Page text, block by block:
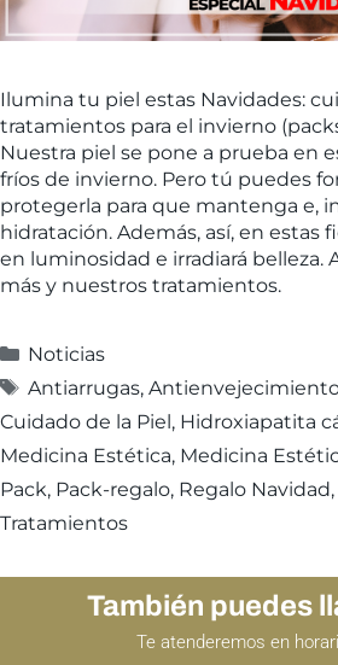
Ilumina tu piel estas Navidades:
tratamientos para el invierno
Nuestra piel se pone a prueba en
fríos de invierno. Pero tú puedes
protegerla para que mantenga e,
hidratación. Además, así, en estas
en luminosidad e irradiará belleza.
más y nuestros tratamientos.
Noticias
Antiarrugas,
Cuidado de la Piel, Hidroxiapatita
Medicina Estética, Medicina
Pack, Pack-regalo, Regalo Navidad,
Tratamientos
También puedes
Te atenderemos en